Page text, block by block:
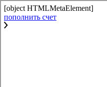
[object HTMLMetaElement]
пополнить счет